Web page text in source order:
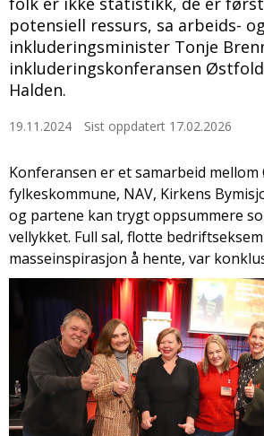
potensiell ressurs, sa arbeids- og
inkluderingsminister Tonje
inkluderingskonferansen
Halden.
19.11.2024 Sist oppdatert 17.02.2026
Konferansen er et samarbeid
fylkeskommune, NAV, Kirkens
og partene kan trygt oppsummere
vellykket. Full sal, flotte
masseinspirasjon å hente, var